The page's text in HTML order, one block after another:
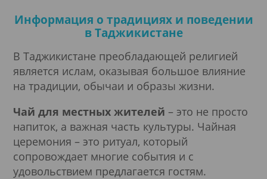
Информация о традициях и поведении
в Таджикистане
В Таджикистане преобладающей религией
является ислам, оказывая большое влияние
на традиции, обычаи и образы жизни.
Чай для местных жителей – это не просто
напиток, а важная часть культуры. Чайная
церемония – это ритуал, который
сопровождает многие события и с
удовольствием предлагается гостям.